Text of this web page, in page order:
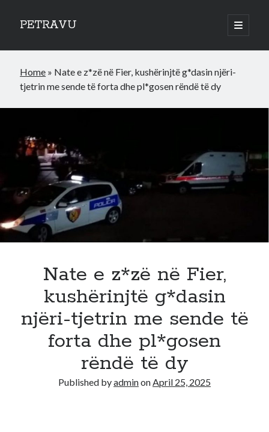
PETRAVU
open
primary
Sidebar
Bank
Credit Cards
Home » Nate e z*zë në Fier, kushërinjtë g*dasin njëri-
tjetrin me sende të forta dhe pl*gosen rëndë të dy
Nate e z*zë në Fier,
kushërinjtë g*dasin
njëri-tjetrin me sende të
forta dhe pl*gosen
rëndë të dy
Published byadminonApril 25, 2025